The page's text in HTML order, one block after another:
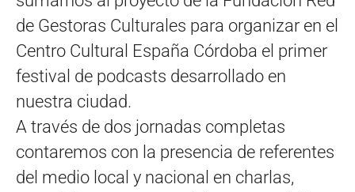
de Gestoras Culturales para organizar en el
Centro Cultural España Córdoba el primer
festival de podcasts desarrollado en
nuestra ciudad.
A través de dos jornadas completas
contaremos con la presencia de referentes
del medio local y nacional en charlas,